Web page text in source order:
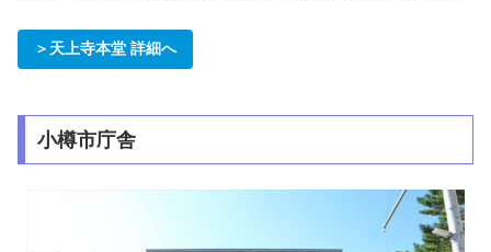
＞天上寺本堂 詳細へ
小樽市庁舎